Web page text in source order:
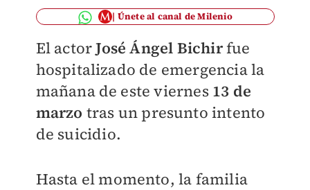
Únete al canal de Milenio
El actorJosé Ángel Bichirfue
hospitalizado de emergencia la
mañana de este viernes 13 de
marzo tras un presunto intento
de suicidio.
Hasta el momento, la familia